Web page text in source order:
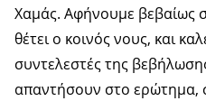
Χαμάς. Αφήνουμε βεβαίως
θέτει ο κοινός νους, και
συντελεστές της
απαντήσουν στο ερώτημα,